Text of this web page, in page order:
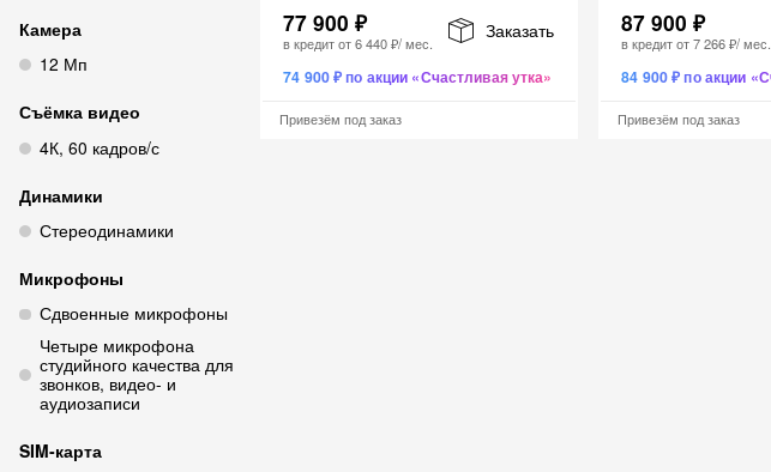
Камера
12 Мп
Съёмка видео
4К, 60 кадров/с
Динамики
Стереодинамики
Микрофоны
Сдвоенные микрофоны
Четыре микрофона
студийного качества для
звонков, видео- и
аудиозаписи
SIM‑карта
77 900 ₽
в кредит от6 440 ₽/ мес.
Заказать
74 900 ₽ по акции «Счастливая утка»
Привезём под заказ
87 900 ₽
в кредит от7 266 ₽/ мес.
84 900 ₽ по акции
Привезём под заказ